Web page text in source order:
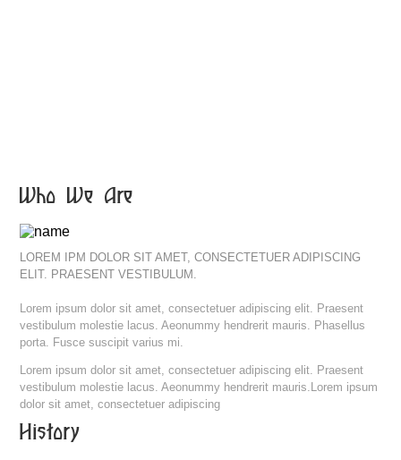
Who We Are
LOREM IPM DOLOR SIT AMET, CONSECTETUER ADIPISCING
ELIT. PRAESENT VESTIBULUM.
Lorem ipsum dolor sit amet, consectetuer adipiscing elit. Praesent
vestibulum molestie lacus. Aeonummy hendrerit mauris. Phasellus
porta. Fusce suscipit varius mi.
Lorem ipsum dolor sit amet, consectetuer adipiscing elit. Praesent
vestibulum molestie lacus. Aeonummy hendrerit mauris.Lorem ipsum
dolor sit amet, consectetuer adipiscing
History